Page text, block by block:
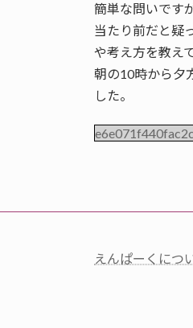
簡単な問いです
当たり前だと疑
や考え方を教え
朝の10時から夕
した。
えんぱーくにつ